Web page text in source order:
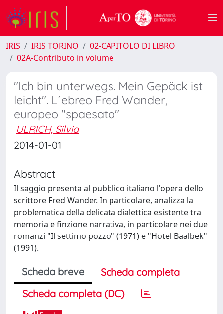
IRIS IRIS TORINO
02-CAPITOLO DI LIBRO
02A-Contributo in volume
"Ich bin unterwegs. Mein Gepäck ist
leicht". L´ebreo Fred Wander,
europeo "spaesato"
ULRICH, Silvia
2014-01-01
Abstract
Il saggio presenta al pubblico italiano l'opera dello
scrittore Fred Wander. In particolare, analizza la
problematica della delicata dialettica esistente tra
memoria e finzione narrativa, in particolare nei due
romanzi "Il settimo pozzo" (1971) e "Hotel Baalbek"
(1991).
Scheda breve
Scheda completa
Scheda completa (DC)